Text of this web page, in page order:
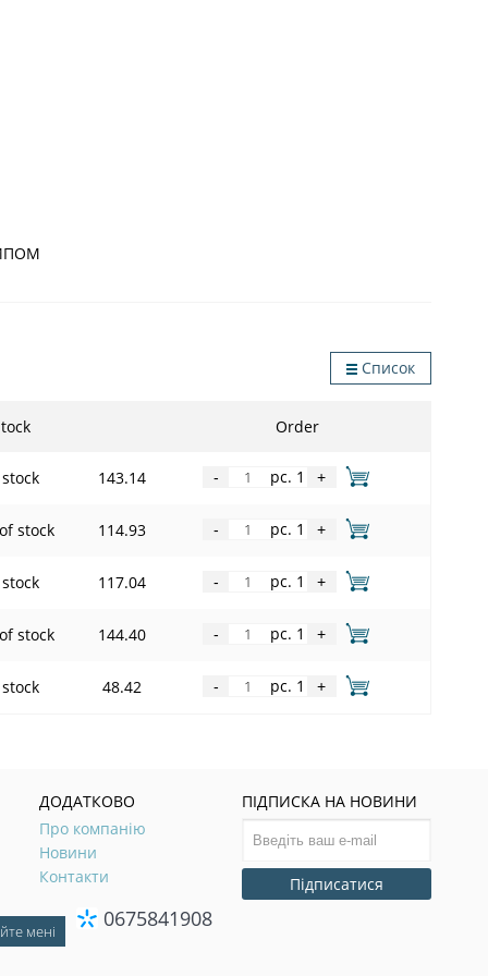
Список
Order
143.14 - pc. 1 +
stock 114.93 - pc. 1 +
117.04 - pc. 1 +
stock 144.40 - pc. 1 +
48.42 - pc. 1 +
ДОДАТКОВО
Про компанію
Новини
Контакти
ПІДПИСКА НА НОВИНИ
Підписатися
0675841908